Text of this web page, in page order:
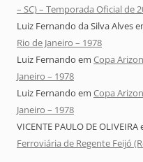
– SC) – Temporada Oficial de
Luiz Fernando da Silva Alves
Rio de Janeiro – 1978
Luiz Fernando em Copa
Janeiro – 1978
Luiz Fernando em Copa
Janeiro – 1978
VICENTE PAULO DE OLIVEIRA
Ferroviária de Regente Feijó